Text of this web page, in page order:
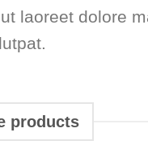
laoreet dolore
products